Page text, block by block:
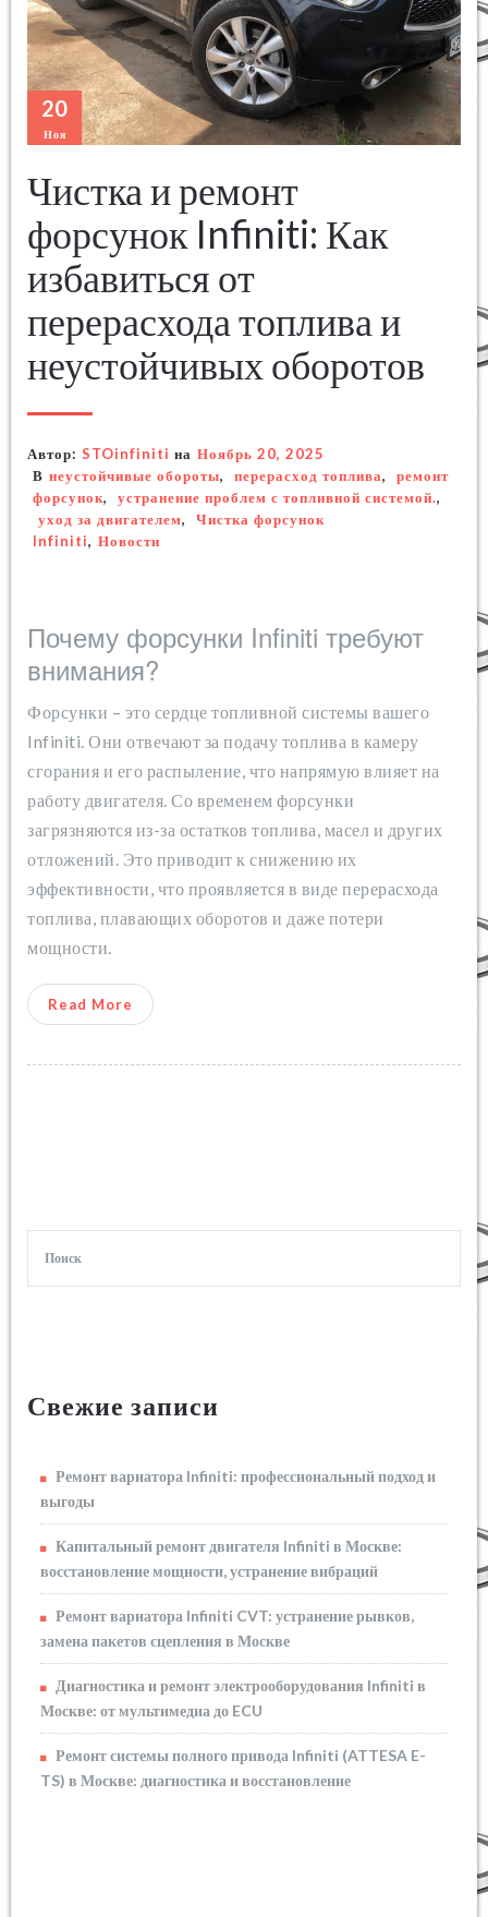
20
Ноя
Чистка и ремонт
форсунок Infiniti: Как
избавиться от
перерасхода топлива и
неустойчивых оборотов
Автор: STOinfiniti на Ноябрь 20, 2025
В неустойчивые обороты, перерасход топлива,
ремонт
форсунок, устранение проблем с топливной системой.,
уход за двигателем,
Чистка форсунок
Infiniti, Новости
Почему форсунки Infiniti требуют
внимания?
Форсунки – это сердце топливной системы вашего
Infiniti. Они отвечают за подачу топлива в камеру
сгорания и его распыление, что напрямую влияет на
работу двигателя. Со временем форсунки
загрязняются из-за остатков топлива, масел и других
отложений. Это приводит к снижению их
эффективности, что проявляется в виде перерасхода
топлива, плавающих оборотов и даже потери
мощности.
Read More
Свежие записи
Ремонт вариатора Infiniti: профессиональный подход и
выгоды
Капитальный ремонт двигателя Infiniti в Москве:
восстановление мощности, устранение вибраций
Ремонт вариатора Infiniti CVT: устранение рывков,
замена пакетов сцепления в Москве
Диагностика и ремонт электрооборудования Infiniti в
Москве: от мультимедиа до ECU
Ремонт системы полного привода Infiniti (ATTESA E-
TS) в Москве: диагностика и восстановление